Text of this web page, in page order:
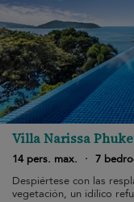
Villa Narissa
14 pers. max.
· 7
Despiértese con las
vegetación, un idílico